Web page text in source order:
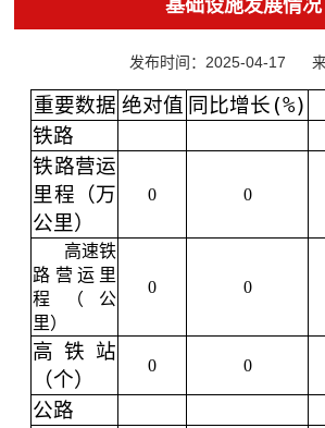
基础设施发展情况
发布时间：2025-04-17
重要数据 绝对值 同比增长(%)
铁路
铁路营运
里程（万
公里）
0 0
高速铁
路营运里
程（公
里）
0 0
高铁站
（个）
0 0
公路